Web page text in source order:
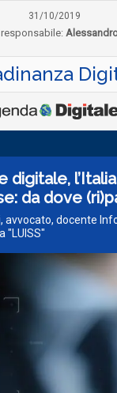
31/10/2019
digitale,
da dove
avvocato, docente
"LUISS"